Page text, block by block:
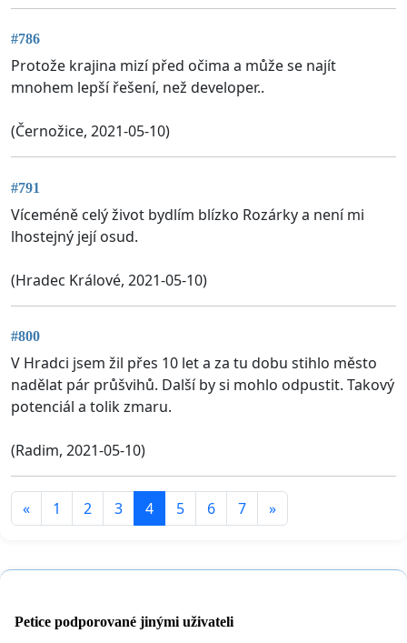
#786
Protože krajina mizí před očima a může se najít
mnohem lepší řešení, než developer..
(Černožice, 2021-05-10)
#791
Víceméně celý život bydlím blízko Rozárky a není mi
lhostejný její osud.
(Hradec Králové, 2021-05-10)
#800
V Hradci jsem žil přes 10 let a za tu dobu stihlo město
nadělat pár průšvihů. Další by si mohlo odpustit. Takový
potenciál a tolik zmaru.
(Radim, 2021-05-10)
« 1 2 3 4 5 6 7 »
Petice podporované jinými uživateli